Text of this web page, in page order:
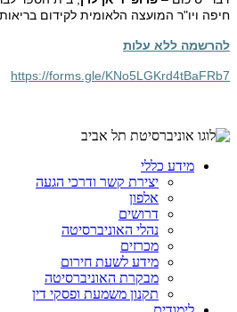
חיפה ויו"ר המועצה הלאומית לקידום בריאות
להרשמה ללא עלות
https://forms.gle/KNo5LGKrd4tBaFRb7
מידע כללי
יצירת קשר ודרכי הגעה
אלפון
דרושים
נהלי האוניברסיטה
מכרזים
מידע לשעת חירום
מבקרת האוניברסיטה
תקנון משמעת ופסקי דין